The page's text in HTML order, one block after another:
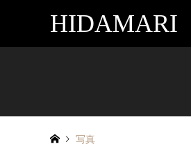
HIDAMARI
写真